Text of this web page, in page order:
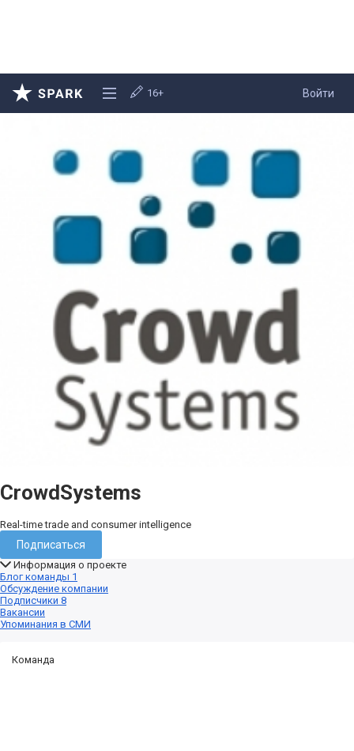
Войти
16+
CrowdSystems
Real-time trade and consumer intelligence
Подписаться
Информация о проекте
Блог команды 1
Обсуждение компании
Подписчики 8
Вакансии
Упоминания в СМИ
Команда